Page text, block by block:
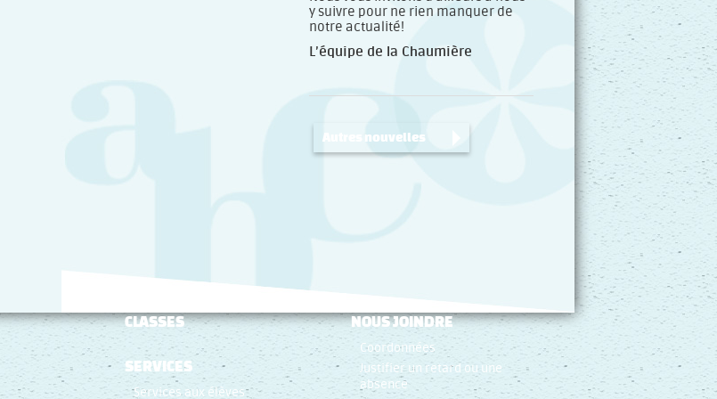
y suivre pour ne rien manquer de
notre actualité!
L’équipe de la Chaumière
Autres nouvelles
CLASSES
SERVICES
Services aux élèves
NOUS JOINDRE
Coordonnées
Justifier un retard ou une
absence